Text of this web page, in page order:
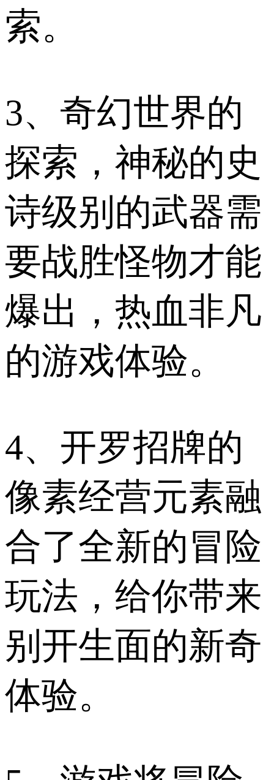
索。
3、奇幻世界的
探索，神秘的史
诗级别的武器需
要战胜怪物才能
爆出，热血非凡
的游戏体验。
4、开罗招牌的
像素经营元素融
合了全新的冒险
玩法，给你带来
别开生面的新奇
体验。